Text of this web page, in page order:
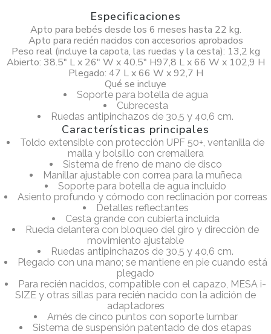
Especificaciones
Apto para bebés desde los 6 meses hasta 22 kg.
Apto para recién nacidos con accesorios aprobados
Peso real (incluye la capota, las ruedas y la cesta): 13,2 kg
Abierto: 38.5″ L x 26″ W x 40.5″ H97,8 L x 66 W x 102,9 H
Plegado: 47 L x 66 W x 92,7 H
Qué se incluye
Soporte para botella de agua
Cubrecesta
Ruedas antipinchazos de 30,5 y 40,6 cm.
Características principales
Toldo extensible con protección UPF 50+, ventanilla de
malla y bolsillo con cremallera
Sistema de freno de mano de disco
Manillar ajustable con correa para la muñeca
Soporte para botella de agua incluido
Asiento profundo y cómodo con reclinación por correas
Detalles reflectantes
Cesta grande con cubierta incluida
Rueda delantera con bloqueo del giro y dirección de
movimiento ajustable
Ruedas antipinchazos de 30,5 y 40,6 cm.
Plegado con una mano; se mantiene en pie cuando está
plegado
Para recién nacidos, compatible con el capazo, MESA i-
SIZE y otras sillas para recién nacido con la adición de
adaptadores
Arnés de cinco puntos con soporte lumbar
Sistema de suspensión patentado de dos etapas